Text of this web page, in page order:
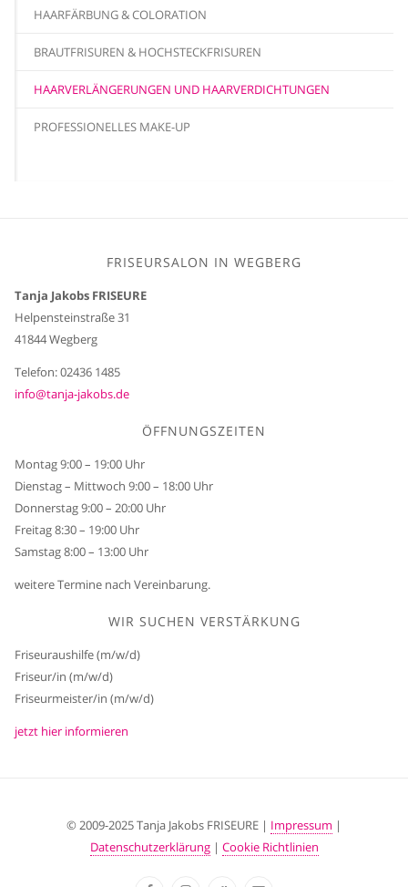
HAARFÄRBUNG & COLORATION
BRAUTFRISUREN & HOCHSTECKFRISUREN
HAARVERLÄNGERUNGEN UND HAARVERDICHTUNGEN
PROFESSIONELLES MAKE-UP
FRISEURSALON IN WEGBERG
Tanja Jakobs FRISEURE
Helpensteinstraße 31
41844 Wegberg
Telefon: 02436 1485
info@tanja-jakobs.de
ÖFFNUNGSZEITEN
Montag 9:00 – 19:00 Uhr
Dienstag – Mittwoch 9:00 – 18:00 Uhr
Donnerstag 9:00 – 20:00 Uhr
Freitag 8:30 – 19:00 Uhr
Samstag 8:00 – 13:00 Uhr
weitere Termine nach Vereinbarung.
WIR SUCHEN VERSTÄRKUNG
Friseuraushilfe (m/w/d)
Friseur/in (m/w/d)
Friseurmeister/in (m/w/d)
jetzt hier informieren
© 2009-2025 Tanja Jakobs FRISEURE | Impressum |
Datenschutzerklärung| Cookie Richtlinien